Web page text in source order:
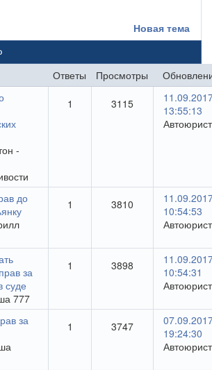
Новая тема
Ответы Просмотры
-
1 3115
13:55:13
Автоюрист
до
1 3810
10:54:53
Автоюрист
за
суде
777
1 3898
10:54:31
Автоюрист
за
1 3747
19:24:30
Автоюрист